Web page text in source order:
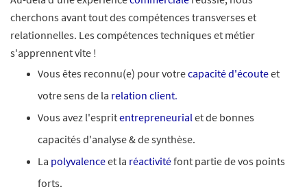
cherchons avant tout des compétences transverses et
relationnelles. Les compétences techniques et métier
s'apprennent vite !
Vous êtes reconnu(e) pour votrecapacité d'écouteet
votre sens de la relation client.
Vous avez l'espritentrepreneurialet de bonnes
capacités d'analyse & de synthèse.
La polyvalenceet la réactivitéfont partie de vos points
forts.